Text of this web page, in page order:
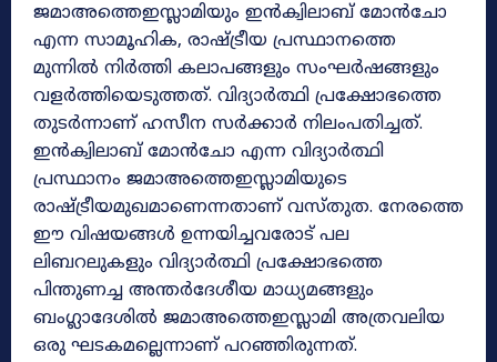
ജമാഅത്തെഇസ്ലാമിയും ഇൻക്വിലാബ് മോൻചോ
എന്ന സാമൂഹിക, രാഷ്ട്രീയ പ്രസ്ഥാനത്തെ
മുന്നിൽ നിർത്തി കലാപങ്ങളും സംഘർഷങ്ങളും
വളർത്തിയെടുത്തത്. വിദ്യാർത്ഥി പ്രക്ഷോഭത്തെ
തുടർന്നാണ് ഹസീന സർക്കാർ നിലംപതിച്ചത്.
ഇൻക്വിലാബ് മോൻചോ എന്ന വിദ്യാർത്ഥി
പ്രസ്ഥാനം ജമാഅത്തെഇസ്ലാമിയുടെ
രാഷ്ട്രീയമുഖമാണെന്നതാണ് വസ്തുത. നേരത്തെ
ഈ വിഷയങ്ങൾ ഉന്നയിച്ചവരോട് പല
ലിബറലുകളും വിദ്യാർത്ഥി പ്രക്ഷോഭത്തെ
പിന്തുണച്ച അന്തർദേശീയ മാധ്യമങ്ങളും
ബംഗ്ലാദേശിൽ ജമാഅത്തെഇസ്ലാമി അത്രവലിയ
ഒരു ഘടകമല്ലെന്നാണ് പറഞ്ഞിരുന്നത്.